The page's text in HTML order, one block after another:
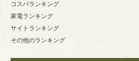
コスパランキング
家電ランキング
サイトランキング
その他のランキング